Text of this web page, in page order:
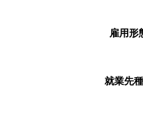
雇用形
就業先